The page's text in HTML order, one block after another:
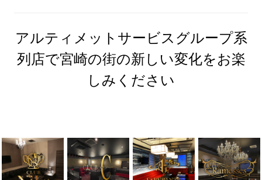
アルティメットサービスグループ系
列店で宮崎の街の新しい変化をお楽
しみください